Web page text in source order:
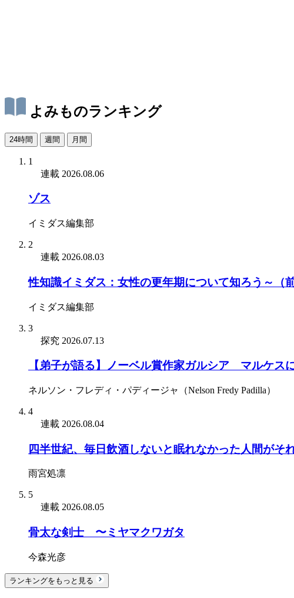
よみものランキング
24時間 週間 月間
1
連載 2026.08.06
ゾス
イミダス編集部
2
連載 2026.08.03
性知識イミダス：女性の更年期について知ろう～（
イミダス編集部
3
探究 2026.07.13
【弟子が語る】ノーベル賞作家ガルシア゠マルケス
ネルソン・フレディ・パディージャ（Nelson Fredy Padilla）
4
連載 2026.08.04
四半世紀、毎日飲酒しないと眠れなかった人間がそ
雨宮処凛
5
連載 2026.08.05
骨太な剣士 〜ミヤマクワガタ
今森光彦
ランキングをもっと見る